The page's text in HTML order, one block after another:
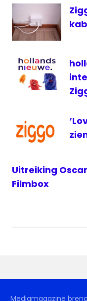
Roermond
Velsen
ziggo
Uitreiking
Filmbox
Mediamagazine